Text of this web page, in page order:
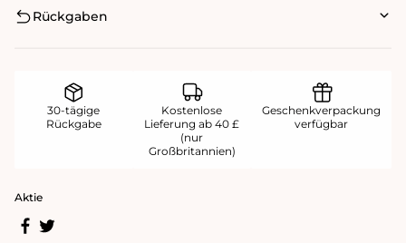
Rückgaben
30-tägige
Rückgabe
Kostenlose
Lieferung ab 40 £
(nur
Großbritannien)
Geschenkverpackung
verfügbar
Aktie